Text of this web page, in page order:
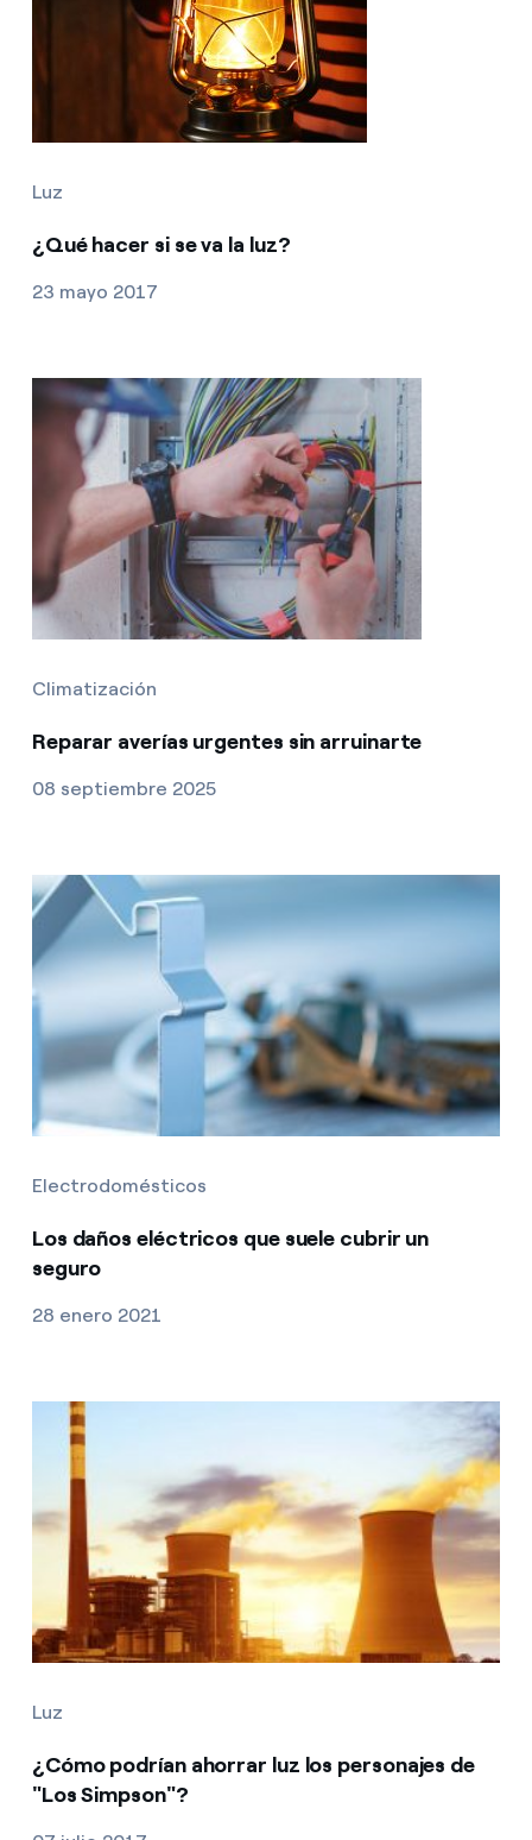
Luz
¿Qué hacer si se va la luz?
23 mayo 2017
Climatización
Reparar averías urgentes sin arruinarte
08 septiembre 2025
Electrodomésticos
Los daños eléctricos que suele cubrir un
seguro
28 enero 2021
Luz
¿Cómo podrían ahorrar luz los personajes de
"Los Simpson"?